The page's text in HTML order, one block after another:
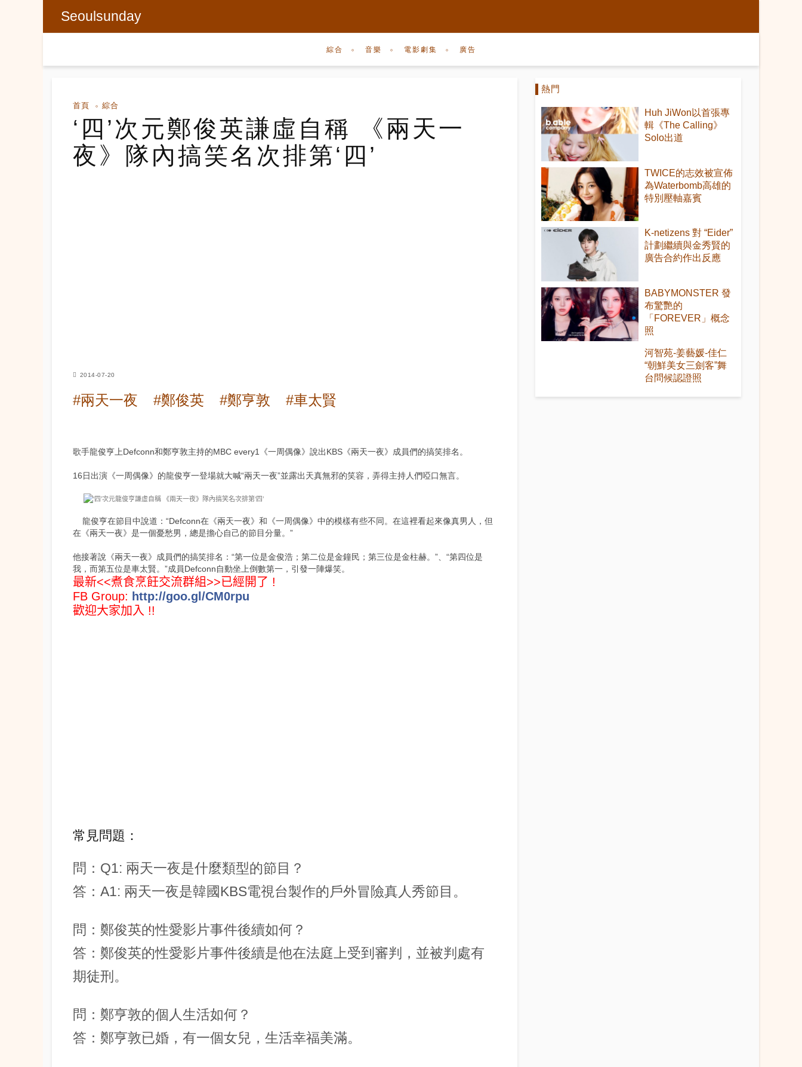
Seoulsunday
綜合 音樂 電影劇集 廣告
首頁 綜合
‘四’次元鄭俊英謙虛自稱 《兩天一
夜》隊內搞笑名次排第‘四’
2014-07-20
#兩天一夜 #鄭俊英 #鄭亨敦 #車太賢
歌手龍俊亨上Defconn和鄭亨敦主持的MBC every1《一周偶像》說出KBS《兩天一夜》成員們的搞笑排名。
16日出演《一周偶像》的龍俊亨一登場就大喊“兩天一夜”並露出天真無邪的笑容，弄得主持人們啞口無言。
龍俊亨在節目中說道：“Defconn在《兩天一夜》和《一周偶像》中的模樣有些不同。在這裡看起來像真男人，但
在《兩天一夜》是一個憂愁男，總是擔心自己的節目分量。”
他接著說《兩天一夜》成員們的搞笑排名：“第一位是金俊浩；第二位是金鐘民；第三位是金柱赫。”、“第四位是
我，而第五位是車太賢。”成員Defconn自動坐上倒數第一，引發一陣爆笑。
最新<<煮食烹飪交流群組>>已經開了 !
FB Group: http://goo.gl/CM0rpu
歡迎大家加入 !!
常見問題：
問：Q1: 兩天一夜是什麼類型的節目？
答：A1: 兩天一夜是韓國KBS電視台製作的戶外冒險真人秀節目。
問：鄭俊英的性愛影片事件後續如何？
答：鄭俊英的性愛影片事件後續是他在法庭上受到審判，並被判處有
期徒刑。
問：鄭亨敦的個人生活如何？
答：鄭亨敦已婚，有一個女兒，生活幸福美滿。
熱門
Huh JiWon以首張專
輯《The Calling》
Solo出道
TWICE的志效被宣佈
為Waterbomb高雄的
特別壓軸嘉賓
K-netizens 對 “Eider”
計劃繼續與金秀賢的
廣告合約作出反應
BABYMONSTER 發
布驚艷的
「FOREVER」概念
照
河智苑-姜藝媛-佳仁
“朝鮮美女三劍客”舞
台問候認證照